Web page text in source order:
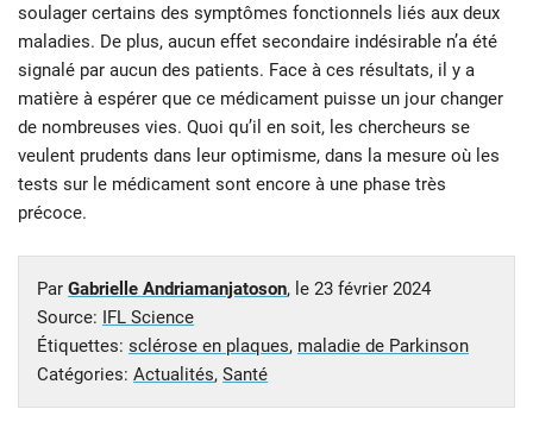
soulager certains des symptômes fonctionnels liés aux deux
maladies. De plus, aucun effet secondaire indésirable n’a été
signalé par aucun des patients. Face à ces résultats, il y a
matière à espérer que ce médicament puisse un jour changer
de nombreuses vies. Quoi qu’il en soit, les chercheurs se
veulent prudents dans leur optimisme, dans la mesure où les
tests sur le médicament sont encore à une phase très
précoce.
Par Gabrielle Andriamanjatoson, le 23 février 2024
Source: IFL Science
Étiquettes: sclérose en plaques, maladie de Parkinson
Catégories: Actualités, Santé